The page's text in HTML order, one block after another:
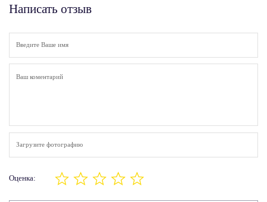
Написать отзыв
Загрузите фотографию
Оценка: